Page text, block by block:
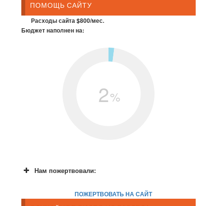
ПОМОЩЬ САЙТУ
Расходы сайта $800/мес.
Бюджет наполнен на:
2%
Нам пожертвовали:
ПОЖЕРТВОВАТЬ НА САЙТ